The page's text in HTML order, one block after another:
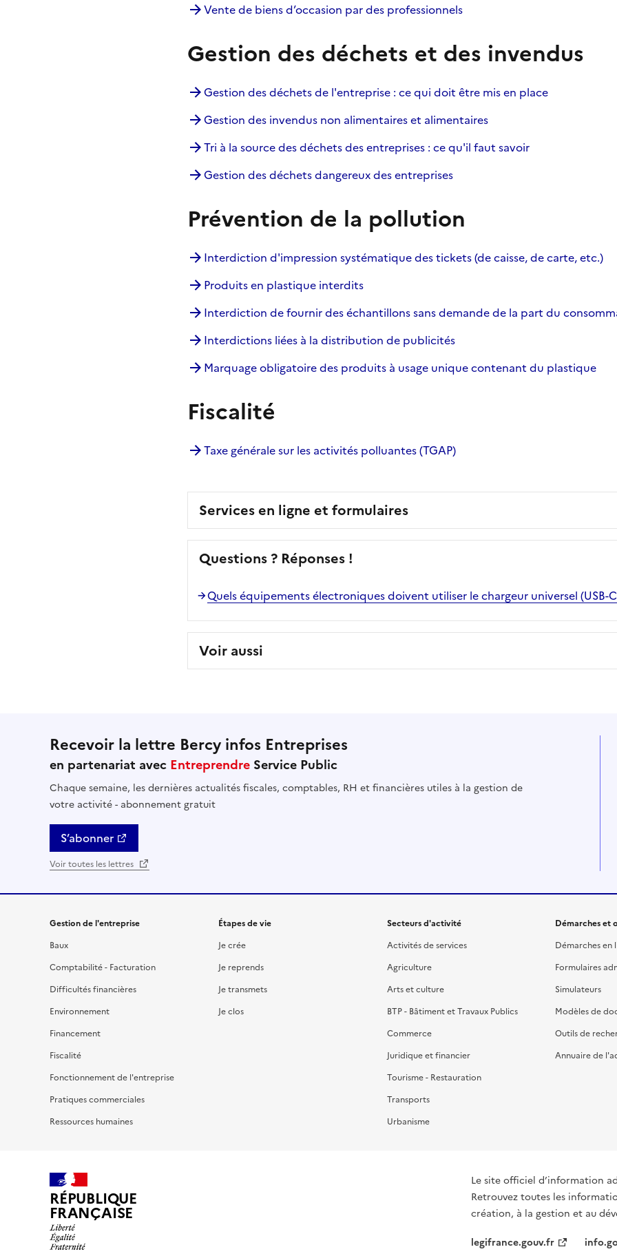
Vente de biens d’occasion par des professionnels
Gestion des déchets et des invendus
Gestion des déchets de l'entreprise : ce qui doit être mis en place
Gestion des invendus non alimentaires et alimentaires
Tri à la source des déchets des entreprises : ce qu'il faut savoir
Gestion des déchets dangereux des entreprises
Prévention de la pollution
Interdiction d'impression systématique des tickets (de caisse, de carte, etc.)
Produits en plastique interdits
Interdiction de fournir des échantillons sans demande de la part du
Interdictions liées à la distribution de publicités
Marquage obligatoire des produits à usage unique contenant du plastique
Fiscalité
Taxe générale sur les activités polluantes (TGAP)
Services en ligne et formulaires
Questions ? Réponses !
Quels équipements électroniques doivent utiliser le chargeur universel (USB-
Voir aussi
Recevoir la lettre Bercy infos Entreprises
en partenariat avec Entreprendre Service Public
Chaque semaine, les dernières actualités fiscales, comptables, RH et financières utiles à la gestion de
votre activité - abonnement gratuit
S’abonner
Voir toutes les lettres
Gestion de l'entreprise
Baux
Comptabilité - Facturation
Difficultés financières
Environnement
Financement
Fiscalité
Fonctionnement de l'entreprise
Pratiques commerciales
Ressources humaines
Étapes de vie
Je crée
Je reprends
Je transmets
Je clos
Secteurs d'activité
Activités de services
Agriculture
Arts et culture
BTP - Bâtiment et Travaux Publics
Commerce
Juridique et financier
Tourisme - Restauration
Transports
Urbanisme
Démarches et
Démarches en
Formulaires
Simulateurs
Modèles de
Outils de
Annuaire de
RÉPUBLIQUE
FRANÇAISE
Le site officiel d’information
Retrouvez toutes les
création, à la gestion et au
legifrance.gouv.fr